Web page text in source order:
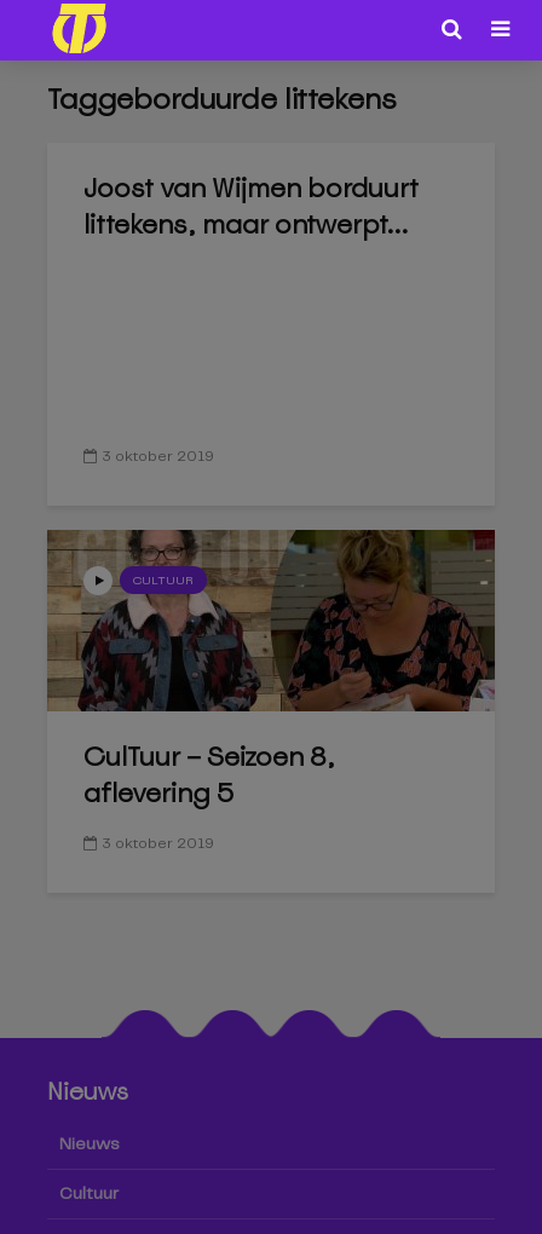
Taggeborduurde littekens
Joost van Wijmen borduurt
littekens, maar ontwerpt...
3 oktober 2019
CULTUUR
CulTuur – Seizoen 8,
aflevering 5
3 oktober 2019
Nieuws
Nieuws
Cultuur